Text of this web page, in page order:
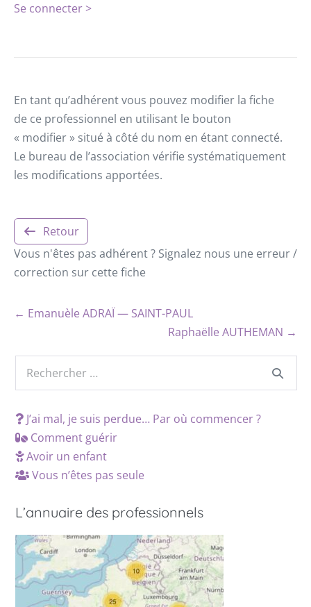
Se connecter >
En tant qu’adhérent vous pouvez modifier la fiche
de ce professionnel en utilisant le bouton
« modifier » situé à côté du nom en étant connecté.
Le bureau de l’association vérifie systématiquement
les modifications apportées.
Retour
Vous n'êtes pas adhérent ? Signalez nous une erreur /
correction sur cette fiche
← Emanuèle ADRAÏ — SAINT-PAUL
Raphaëlle AUTHEMAN →
J’ai mal, je suis perdue… Par où commencer ?
Comment guérir
Avoir un enfant
Vous n’êtes pas seule
L’annuaire des professionnels